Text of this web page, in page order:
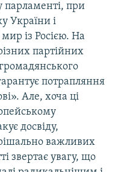
парламенті, при
України і
із Росією. На
партійних
потрапляння
Але, хоча ці
досвіду,
важливих
звертає увагу, що